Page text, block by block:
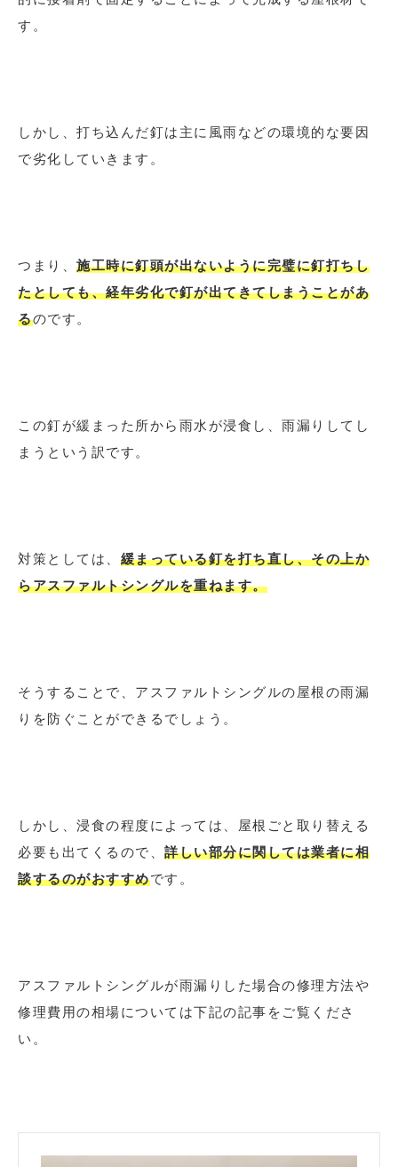
す。
しかし、打ち込んだ釘は主に風雨などの環境的な要因
で劣化していきます。
つまり、 施工時に釘頭が出ないように完璧に釘打ちし
たとしても、経年劣化で釘が出てきてしまうことがあ
るのです。
この釘が緩まった所から雨水が浸食し、雨漏りしてし
まうという訳です。
対策としては、 緩まっている釘を打ち直し、その上か
らアスファルトシングルを重ねます。
そうすることで、アスファルトシングルの屋根の雨漏
りを防ぐことができるでしょう。
しかし、浸食の程度によっては、屋根ごと取り替える
必要も出てくるので、 詳しい部分に関しては業者に相
談するのがおすすめです。
アスファルトシングルが雨漏りした場合の修理方法や
修理費用の相場については下記の記事をご覧くださ
い。